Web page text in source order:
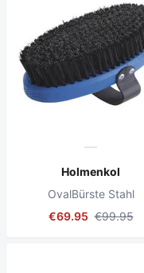
Holmenkol
OvalBürste Stahl
€69.95 €99.95